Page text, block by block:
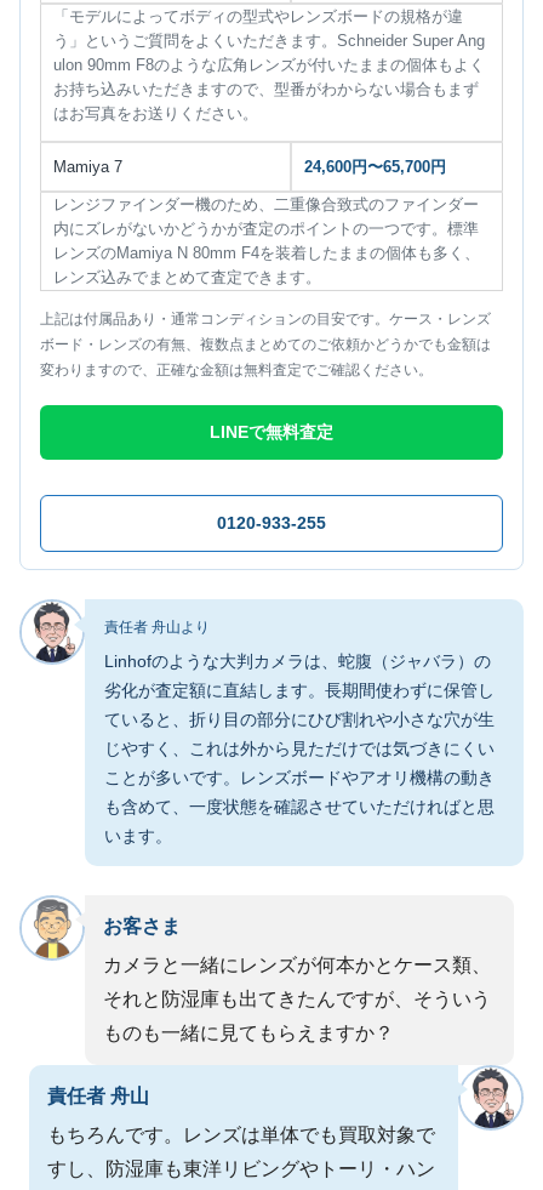
「モデルによってボディの型式やレンズボードの規格が違
う」というご質問をよくいただきます。Schneider Super Ang
ulon 90mm F8のような広角レンズが付いたままの個体もよく
お持ち込みいただきますので、型番がわからない場合もまず
はお写真をお送りください。
Mamiya 7 24,600円〜65,700円
レンジファインダー機のため、二重像合致式のファインダー
内にズレがないかどうかが査定のポイントの一つです。標準
レンズのMamiya N 80mm F4を装着したままの個体も多く、
レンズ込みでまとめて査定できます。
上記は付属品あり・通常コンディションの目安です。ケース・レンズ
ボード・レンズの有無、複数点まとめてのご依頼かどうかでも金額は
変わりますので、正確な金額は無料査定でご確認ください。
LINEで無料査定
0120-933-255
責任者 舟山より
Linhofのような大判カメラは、蛇腹（ジャバラ）の
劣化が査定額に直結します。長期間使わずに保管し
ていると、折り目の部分にひび割れや小さな穴が生
じやすく、これは外から見ただけでは気づきにくい
ことが多いです。レンズボードやアオリ機構の動き
も含めて、一度状態を確認させていただければと思
います。
お客さま
カメラと一緒にレンズが何本かとケース類、
それと防湿庫も出てきたんですが、そういう
ものも一緒に見てもらえますか？
責任者 舟山
もちろんです。レンズは単体でも買取対象で
すし、防湿庫も東洋リビングやトーリ・ハン